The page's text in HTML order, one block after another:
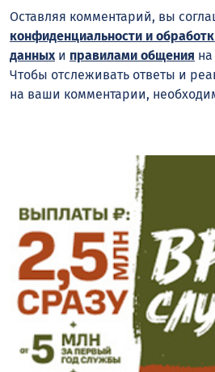
Оставляя комментарий, вы
конфиденциальности и
данныхи правилами общения
Чтобы отслеживать ответы и
на ваши комментарии,